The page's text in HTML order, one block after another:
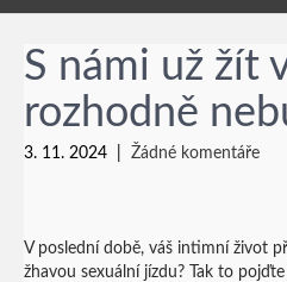
S námi už žít
rozhodně
3. 11. 2024 Žádné komentáře
V poslední době, váš intimní život
žhavou sexuální jízdu? Tak to